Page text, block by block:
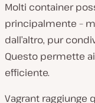
Molti container
principalmente –
dall’altro, pur
Questo permette
efficiente.
Vagrant raggiunge